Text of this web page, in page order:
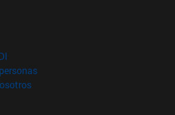
en nueva ventana)
(abre en nueva ventana)
(abre en nueva ventana)